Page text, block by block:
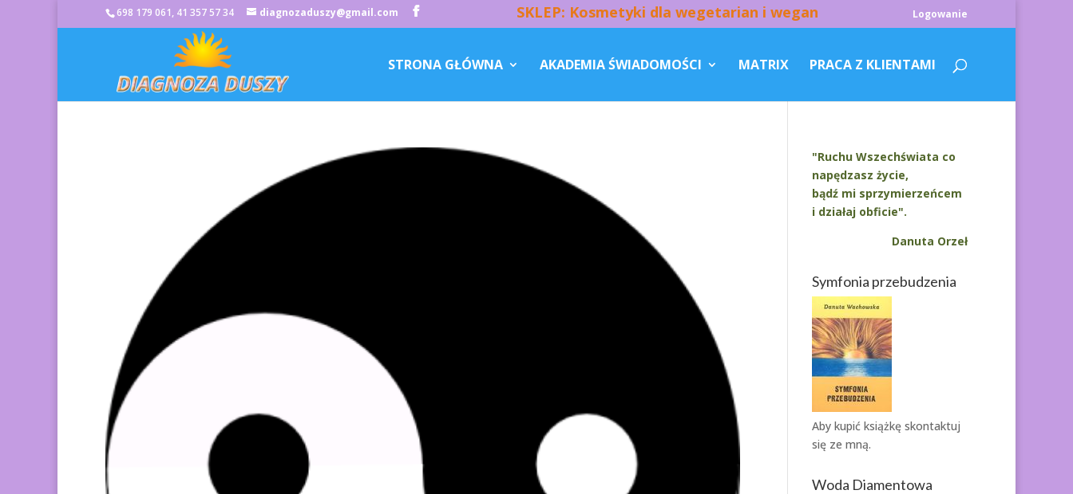
698 179 061, 41 357 57 34 diagnozaduszy@gmail.com SKLEP: Kosmetyki dla wegetarian i wegan Logowanie
STRONA GŁÓWNA AKADEMIA ŚWIADOMOŚCI MATRIX PRACA Z KLIENTAMI
"Ruchu Wszechświata co
napędzasz życie,
bądź mi sprzymierzeńcem
i działaj obficie".
Danuta Orzeł
Symfonia przebudzenia
Aby kupić książkę skontaktuj
się ze mną.
Woda Diamentowa